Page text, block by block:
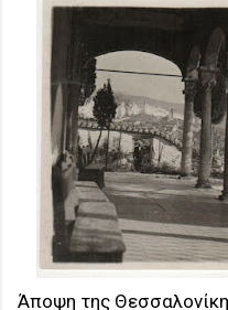
Άποψη της